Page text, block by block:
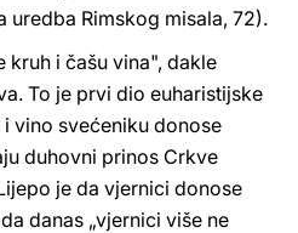
uredba Rimskog misala, 72).
kruh i čašu vina", dakle
To je prvi dio euharistijske
vino svećeniku donose
duhovni prinos Crkve
je da vjernici donose
danas „vjernici više ne